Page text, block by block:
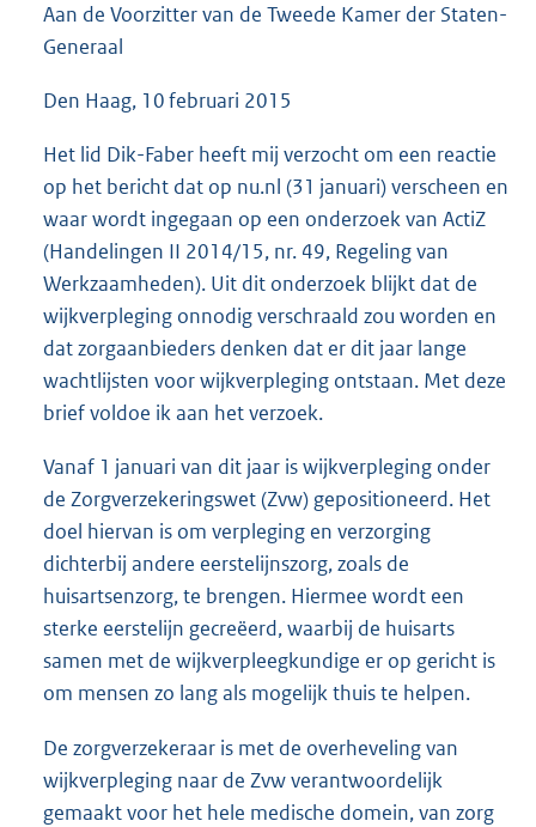
Aan de Voorzitter van de Tweede Kamer der Staten-
Generaal
Den Haag, 10 februari 2015
Het lid Dik-Faber heeft mij verzocht om een reactie
op het bericht dat op nu.nl (31 januari) verscheen en
waar wordt ingegaan op een onderzoek van ActiZ
(Handelingen II 2014/15, nr. 49, Regeling van
Werkzaamheden). Uit dit onderzoek blijkt dat de
wijkverpleging onnodig verschraald zou worden en
dat zorgaanbieders denken dat er dit jaar lange
wachtlijsten voor wijkverpleging ontstaan. Met deze
brief voldoe ik aan het verzoek.
Vanaf 1 januari van dit jaar is wijkverpleging onder
de Zorgverzekeringswet (Zvw) gepositioneerd. Het
doel hiervan is om verpleging en verzorging
dichterbij andere eerstelijnszorg, zoals de
huisartsenzorg, te brengen. Hiermee wordt een
sterke eerstelijn gecreëerd, waarbij de huisarts
samen met de wijkverpleegkundige er op gericht is
om mensen zo lang als mogelijk thuis te helpen.
De zorgverzekeraar is met de overheveling van
wijkverpleging naar de Zvw verantwoordelijk
gemaakt voor het hele medische domein, van zorg